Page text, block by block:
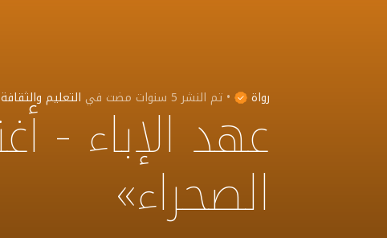
رواة • تم النشر5 سنوات مضت في التعليم والثقافة
عهد الإباء -
الصحراء»